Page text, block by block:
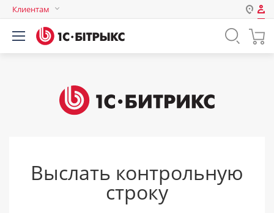
Клиентам
Авторизация
Логин
Запомнить меня на этом
компьютере
Забыли свой пароль?
Выслать контрольную
строку